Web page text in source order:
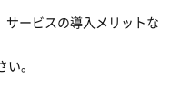
サービスの導入メリットな
い。